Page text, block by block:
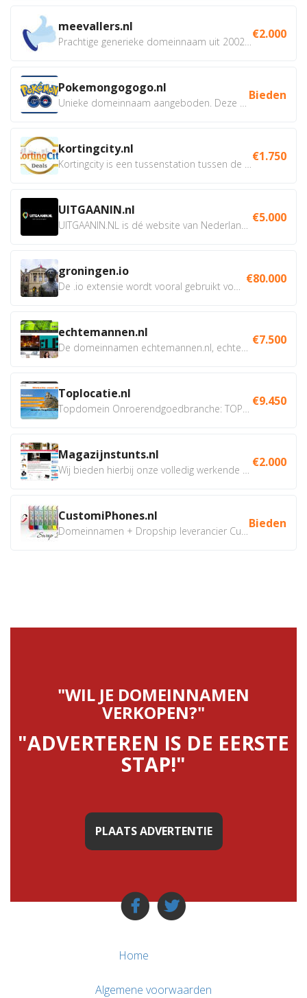
meevallers.nl €2.000
Pokemongogogo.nl Bieden
kortingcity.nl €1.750
UITGAANIN.nl €5.000
groningen.io €80.000
echtemannen.nl €7.500
Toplocatie.nl €9.450
Magazijnstunts.nl €2.000
CustomiPhones.nl Bieden
"WIL JE DOMEINNAMEN
VERKOPEN?"
"ADVERTEREN IS DE EERSTE
STAP!"
PLAATS ADVERTENTIE
Home
Algemene voorwaarden